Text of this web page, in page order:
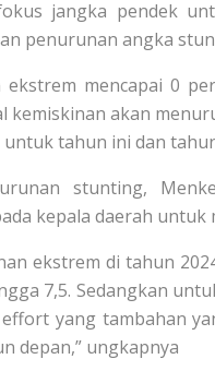
jangka pendek
penurunan angka
ekstrem mencapai 0
akan
tahun ini dan
stunting,
kepala daerah
ekstrem di tahun
7,5. Sedangkan
yang tambahan
depan,” ungkapnya